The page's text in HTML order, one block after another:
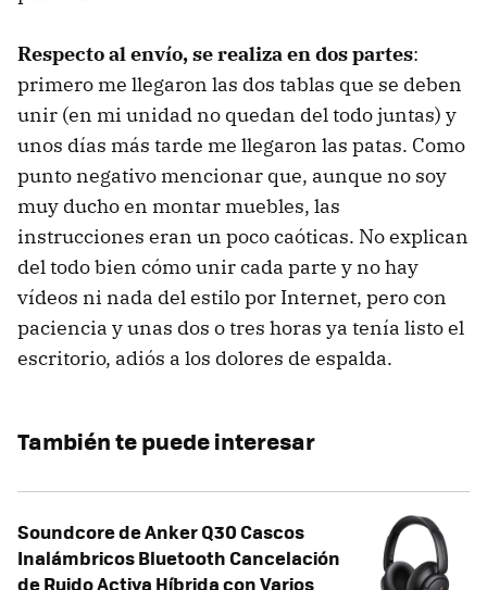
Respecto al envío, se realiza en dos partes:
primero me llegaron las dos tablas que se deben
unir (en mi unidad no quedan del todo juntas) y
unos días más tarde me llegaron las patas. Como
punto negativo mencionar que, aunque no soy
muy ducho en montar muebles, las
instrucciones eran un poco caóticas. No explican
del todo bien cómo unir cada parte y no hay
vídeos ni nada del estilo por Internet, pero con
paciencia y unas dos o tres horas ya tenía listo el
escritorio, adiós a los dolores de espalda.
También te puede interesar
Soundcore de Anker Q30 Cascos
Inalámbricos Bluetooth Cancelación
de Ruido Activa Híbrida con Varios